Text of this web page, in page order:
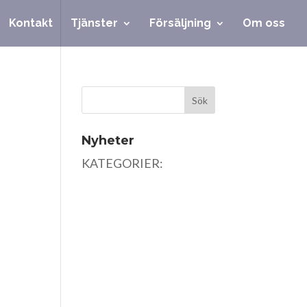
Kontakt Tjänster Försäljning Om oss
Nyheter
KATEGORIER: